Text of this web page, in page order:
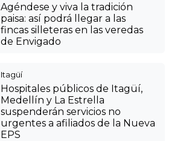
Agéndese y viva la tradición
paisa: así podrá llegar a las
fincas silleteras en las veredas
de Envigado
Itagüí
Hospitales públicos de Itagüí,
Medellín y La Estrella
suspenderán servicios no
urgentes a afiliados de la Nueva
EPS